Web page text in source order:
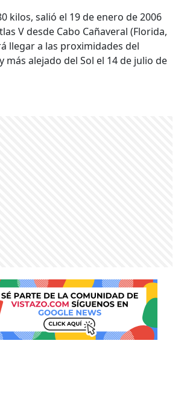
kilos, salió el 19 de enero de 2006
V desde Cabo Cañaveral (Florida,
llegar a las proximidades del
más alejado del Sol el 14 de julio de